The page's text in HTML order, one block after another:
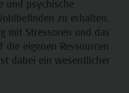
und psychische
zu erhalten.
mit Stressoren und das
die eigenen Ressourcen
dabei ein wesentlicher